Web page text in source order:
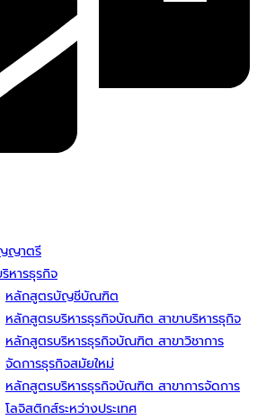
ญาตรี
หารธุรกิจ
หลักสูตรบัญชีบัณฑิต
หลักสูตรบริหารธุรกิจบัณฑิต สาขาบริหารธุกิจ
หลักสูตรบริหารธุรกิจบัณฑิต สาขาวิชาการ
จัดการธุรกิจสมัยใหม่
หลักสูตรบริหารธุรกิจบัณฑิต สาขาการจัดการ
โลจิสติกส์ระหว่างประเทศ